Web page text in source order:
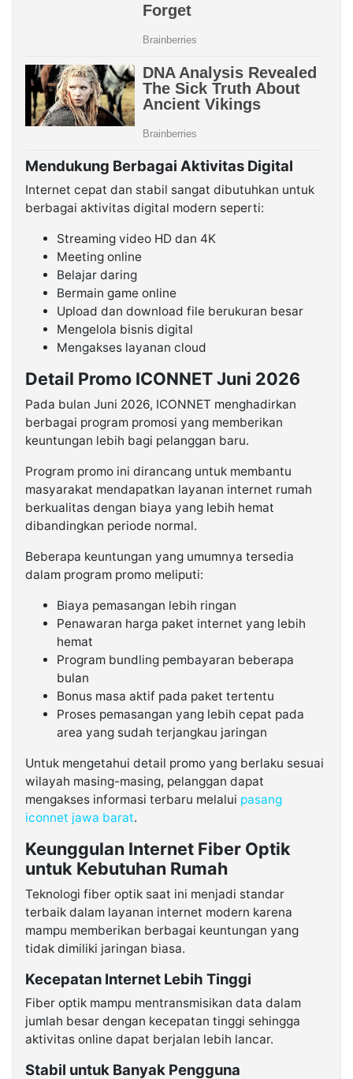
Mendukung Berbagai Aktivitas Digital
Internet cepat dan stabil sangat dibutuhkan untuk
berbagai aktivitas digital modern seperti:
Streaming video HD dan 4K
Meeting online
Belajar daring
Bermain game online
Upload dan download file berukuran besar
Mengelola bisnis digital
Mengakses layanan cloud
Detail Promo ICONNET Juni 2026
Pada bulan Juni 2026, ICONNET menghadirkan
berbagai program promosi yang memberikan
keuntungan lebih bagi pelanggan baru.
Program promo ini dirancang untuk membantu
masyarakat mendapatkan layanan internet rumah
berkualitas dengan biaya yang lebih hemat
dibandingkan periode normal.
Beberapa keuntungan yang umumnya tersedia
dalam program promo meliputi:
Biaya pemasangan lebih ringan
Penawaran harga paket internet yang lebih
hemat
Program bundling pembayaran beberapa
bulan
Bonus masa aktif pada paket tertentu
Proses pemasangan yang lebih cepat pada
area yang sudah terjangkau jaringan
Untuk mengetahui detail promo yang berlaku sesuai
wilayah masing-masing, pelanggan dapat
mengakses informasi terbaru melalui pasang
iconnet jawa barat.
Keunggulan Internet Fiber Optik
untuk Kebutuhan Rumah
Teknologi fiber optik saat ini menjadi standar
terbaik dalam layanan internet modern karena
mampu memberikan berbagai keuntungan yang
tidak dimiliki jaringan biasa.
Kecepatan Internet Lebih Tinggi
Fiber optik mampu mentransmisikan data dalam
jumlah besar dengan kecepatan tinggi sehingga
aktivitas online dapat berjalan lebih lancar.
Stabil untuk Banyak Pengguna